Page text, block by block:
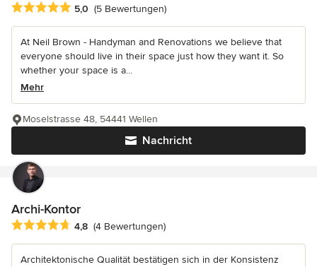
Durchschnittliche Bewertung: 5 von 5 Sternen
5,0 (5 Bewertungen)
At Neil Brown - Handyman and Renovations we believe that
everyone should live in their space just how they want it. So
whether your space is a...
Mehr
Nachricht
Moselstrasse 48, 54441 Wellen
Archi-Kontor
Durchschnittliche Bewertung: 4.8 von 5 Sternen
4,8 (4 Bewertungen)
Architektonische Qualität bestätigen sich in der Konsistenz